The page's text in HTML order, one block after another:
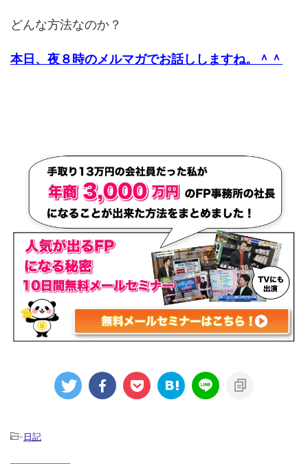
どんな方法なのか？
本日、夜８時のメルマガでお話ししますね。＾＾
-日記